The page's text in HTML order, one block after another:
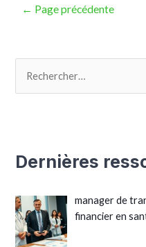
← Page précédente
Dernières
manager de
financier en